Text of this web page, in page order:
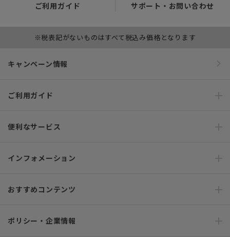
ご利用ガイド サポート・お問い合わせ
※税表記がないものはすべて税込み価格となります
キャンペーン情報
ご利用ガイド
便利なサービス
インフォメーション
おすすめコンテンツ
ポリシー・企業情報